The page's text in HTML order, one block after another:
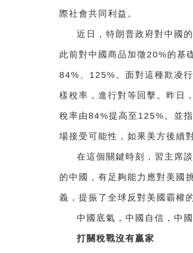
際社會共同利益。
近日，特朗普政府對中國
此前對中國商品加徵20%的基
84%、125%。面對這種欺凌
樣稅率，進行對等回擊。昨日
稅率由84%提高至125%。並
場接受可能性，如果美方後續
在這個關鍵時刻，習主席
的中國，有足夠能力應對美國
義，提振了全球反對美國霸權
中國底氣，中國自信，中
打關稅戰沒有贏家